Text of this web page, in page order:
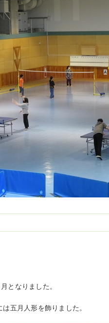
となりました。
五月人形を飾りました。